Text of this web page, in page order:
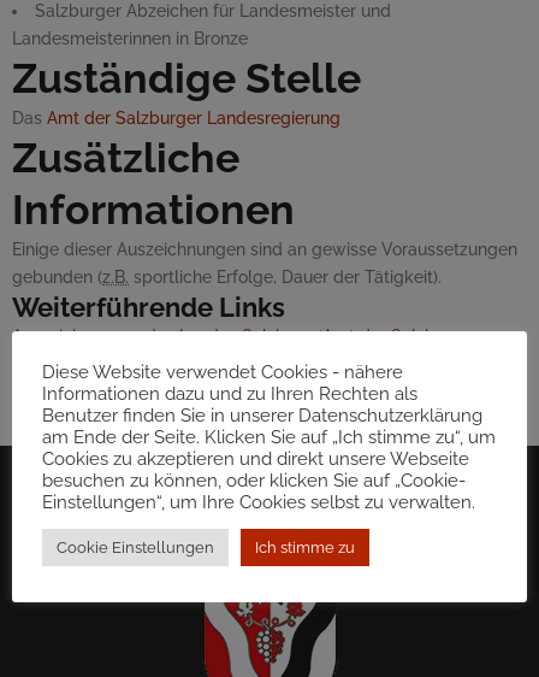
Salzburger Abzeichen für Landesmeister und
Landesmeisterinnen in Bronze
Zuständige Stelle
Das Amt der Salzburger Landesregierung
Zusätzliche
Informationen
Einige dieser Auszeichnungen sind an gewisse Voraussetzungen
gebunden (z.B. sportliche Erfolge, Dauer der Tätigkeit).
Weiterführende Links
Auszeichnungen des Landes Salzburg (Amt der Salzburger
Landesregierung)
Letzte Aktualisierung:08.01.2026
Für den Inhalt verantwortlich:oesterreich.gv.at-Redaktion
Diese Website verwendet Cookies - nähere
Informationen dazu und zu Ihren Rechten als
Benutzer finden Sie in unserer Datenschutzerklärung
am Ende der Seite. Klicken Sie auf „Ich stimme zu“, um
Cookies zu akzeptieren und direkt unsere Webseite
besuchen zu können, oder klicken Sie auf „Cookie-
Einstellungen“, um Ihre Cookies selbst zu verwalten.
Cookie Einstellungen Ich stimme zu